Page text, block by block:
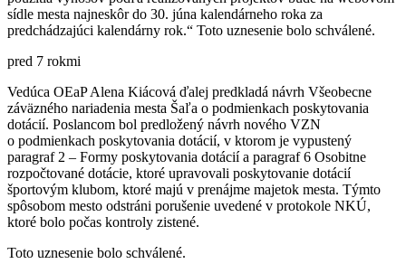
sídle mesta najneskôr do 30. júna kalendárneho roka za
predchádzajúci kalendárny rok.“ Toto uznesenie bolo schválené.
pred 7 rokmi
Vedúca OEaP Alena Kiácová ďalej predkladá návrh Všeobecne
záväzného nariadenia mesta Šaľa o podmienkach poskytovania
dotácií. Poslancom bol predložený návrh nového VZN
o podmienkach poskytovania dotácií, v ktorom je vypustený
paragraf 2 – Formy poskytovania dotácií a paragraf 6 Osobitne
rozpočtované dotácie, ktoré upravovali poskytovanie dotácií
športovým klubom, ktoré majú v prenájme majetok mesta. Týmto
spôsobom mesto odstráni porušenie uvedené v protokole NKÚ,
ktoré bolo počas kontroly zistené.
Toto uznesenie bolo schválené.